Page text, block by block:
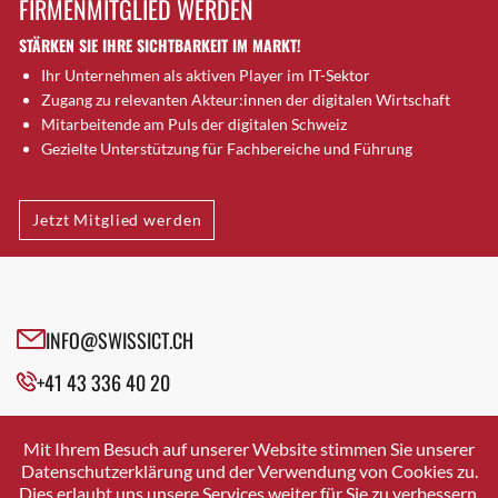
Brütten
Bubendorf
Bubikon
Buchs (SG)
Burgdorf
Bülach
Cazis
Cham
Davos Platz
Davos Platz 1
Dietikon
Dietlikon
FIRMENMITGLIED WERDEN
STÄRKEN SIE IHRE SICHTBARKEIT IM MARKT!
Ihr Unternehmen als aktiven Player im IT-Sektor
Zugang zu relevanten Akteur:innen der digitalen Wirtschaft
Mitarbeitende am Puls der digitalen Schweiz
Gezielte Unterstützung für Fachbereiche und Führung
Jetzt Mitglied werden
INFO@SWISSICT.CH
+41 43 336 40 20
SWISSICT
VULKANSTRASSE 120
8048 ZURICH
Mit Ihrem Besuch auf unserer Website stimmen Sie unserer
Datenschutzerklärung und der Verwendung von Cookies zu.
Dies erlaubt uns unsere Services weiter für Sie zu verbessern.